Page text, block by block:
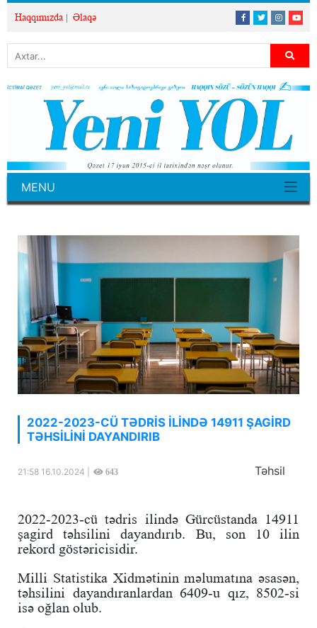
Haqqımızda Əlaqə
MENU
2022-2023-CÜ TƏDRİS İLİNDƏ 14911 ŞAGİRD
TƏHSİLİNİ DAYANDIRIB
21:58 16.10.2024 | 643 Təhsil
2022-2023-cü tədris ilində Gürcüstanda 14911
şagird təhsilini dayandırıb. Bu, son 10 ilin
rekord göstəricisidir.
Milli Statistika Xidmətinin məlumatına əsasən,
təhsilini dayandıranlardan 6409-u qız, 8502-si
isə oğlan olub.